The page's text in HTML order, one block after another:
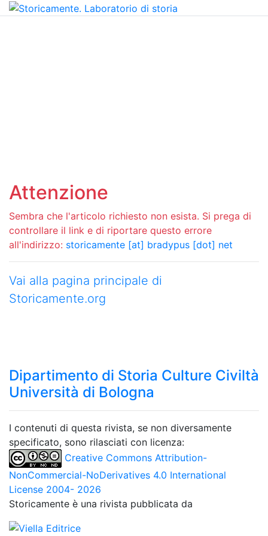
Attenzione
Sembra che l'articolo richiesto non esista. Si prega di
controllare il link e di riportare questo errore
all'indirizzo: storicamente [at] bradypus [dot] net
Vai alla pagina principale di
Storicamente.org
Dipartimento di Storia Culture Civiltà
Università di Bologna
I contenuti di questa rivista, se non diversamente
specificato, sono rilasciati con licenza:
Creative Commons Attribution-
NonCommercial-NoDerivatives 4.0 International
License 2004- 2026
Storicamente è una rivista pubblicata da